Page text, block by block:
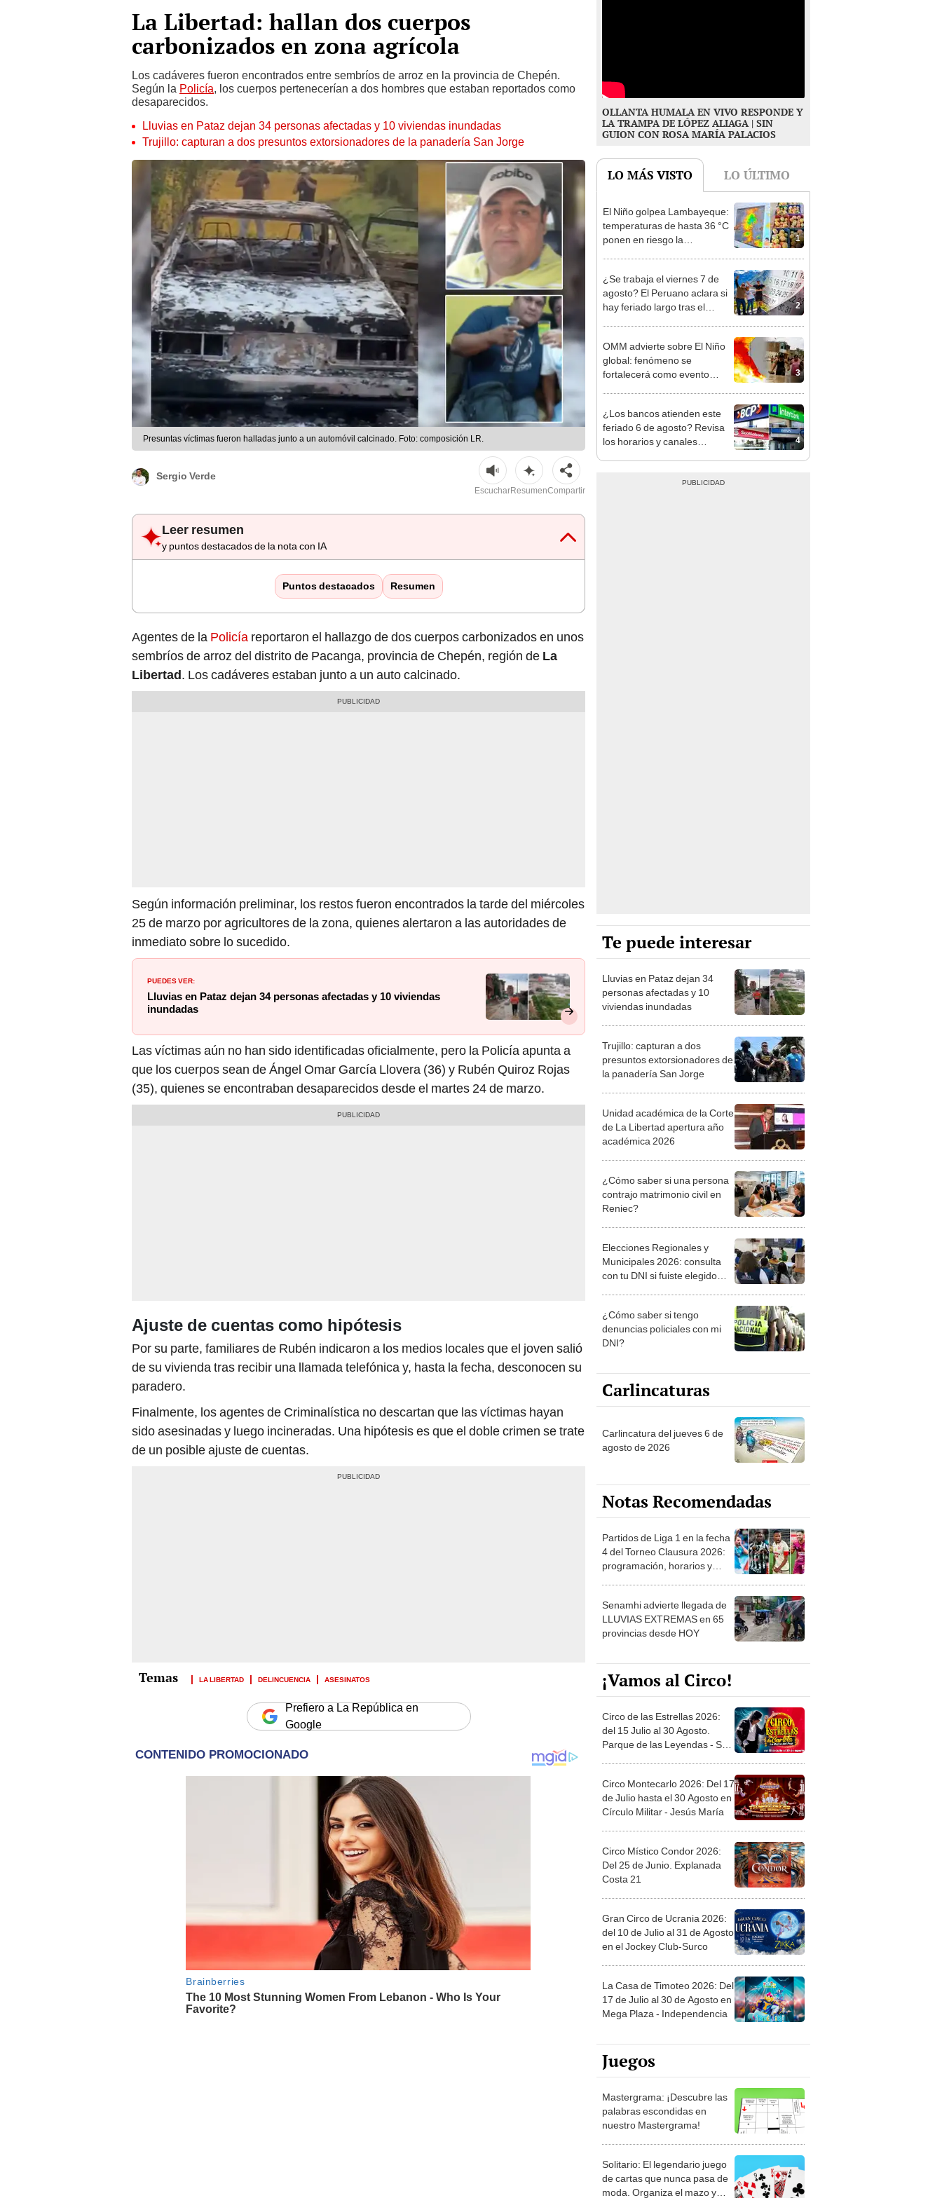
La Libertad: hallan dos cuerpos
carbonizados en zona agrícola
Los cadáveres fueron encontrados entre sembríos de arroz en la provincia de Chepén.
Según la Policía, los cuerpos pertenecerían a dos hombres que estaban reportados como
desaparecidos.
Lluvias en Pataz dejan 34 personas afectadas y 10 viviendas inundadas
Trujillo: capturan a dos presuntos extorsionadores de la panadería San Jorge
Presuntas víctimas fueron halladas junto a un automóvil calcinado. Foto: composición LR.
Sergio Verde
EscucharResumenCompartir
Leer resumen
y puntos destacados de la nota con IA
Puntos destacados Resumen
Agentes de la Policía reportaron el hallazgo de dos cuerpos carbonizados en unos
sembríos de arroz del distrito de Pacanga, provincia de Chepén, región de La
Libertad. Los cadáveres estaban junto a un auto calcinado.
Según información preliminar, los restos fueron encontrados la tarde del miércoles
25 de marzo por agricultores de la zona, quienes alertaron a las autoridades de
inmediato sobre lo sucedido.
PUEDES VER:
Lluvias en Pataz dejan 34 personas afectadas y 10 viviendas
inundadas
Las víctimas aún no han sido identificadas oficialmente, pero la Policía apunta a
que los cuerpos sean de Ángel Omar García Llovera (36) y Rubén Quiroz Rojas
(35), quienes se encontraban desaparecidos desde el martes 24 de marzo.
Ajuste de cuentas como hipótesis
Por su parte, familiares de Rubén indicaron a los medios locales que el joven salió
de su vivienda tras recibir una llamada telefónica y, hasta la fecha, desconocen su
paradero.
Finalmente, los agentes de Criminalística no descartan que las víctimas hayan
sido asesinadas y luego incineradas. Una hipótesis es que el doble crimen se trate
de un posible ajuste de cuentas.
LA LIBERTAD DELINCUENCIA ASESINATOS
Prefiero a La República en
Google
OLLANTA HUMALA EN VIVO RESPONDE Y
LA TRAMPA DE LÓPEZ ALIAGA | SIN
GUION CON ROSA MARÍA PALACIOS
LO MÁS VISTO LO ÚLTIMO
1
El Niño golpea Lambayeque:
temperaturas de hasta 36 °C
ponen en riesgo la
2
¿Se trabaja el viernes 7 de
agosto? El Peruano aclara si
hay feriado largo tras el
3
OMM advierte sobre El Niño
global: fenómeno se
fortalecerá como evento
4
¿Los bancos atienden este
feriado 6 de agosto? Revisa
los horarios y canales
Te puede interesar
Lluvias en Pataz dejan 34
personas afectadas y 10
viviendas inundadas
Trujillo: capturan a dos
presuntos extorsionadores de
la panadería San Jorge
Unidad académica de la Corte
de La Libertad apertura año
académica 2026
¿Cómo saber si una persona
contrajo matrimonio civil en
Reniec?
Elecciones Regionales y
Municipales 2026: consulta
con tu DNI si fuiste elegido
la ONPE
¿Cómo saber si tengo
denuncias policiales con mi
DNI?
Carlincaturas
Carlincatura del jueves 6 de
agosto de 2026
Notas Recomendadas
Partidos de Liga 1 en la fecha
4 del Torneo Clausura 2026:
programación, horarios y
Senamhi advierte llegada de
LLUVIAS EXTREMAS en 65
provincias desde HOY
¡Vamos al Circo!
Circo de las Estrellas 2026:
del 15 Julio al 30 Agosto.
Parque de las Leyendas - San
Circo Montecarlo 2026: Del 17
de Julio hasta el 30 Agosto en
Círculo Militar - Jesús María
Circo Místico Condor 2026:
Del 25 de Junio. Explanada
Costa 21
Gran Circo de Ucrania 2026:
del 10 de Julio al 31 de Agosto
en el Jockey Club-Surco
La Casa de Timoteo 2026: Del
17 de Julio al 30 de Agosto en
Mega Plaza - Independencia
Juegos
Mastergrama: ¡Descubre las
palabras escondidas en
nuestro Mastergrama!
Solitario: El legendario juego
de cartas que nunca pasa de
moda. Organiza el mazo y